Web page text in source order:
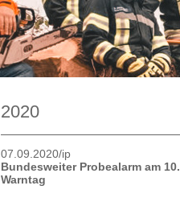
2020
07.09.2020/ip
Bundesweiter Probealarm am
Warntag